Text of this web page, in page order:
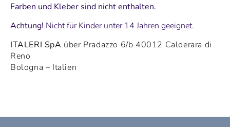
Farben und Kleber sind nicht enthalten.
Achtung! Nicht für Kinder unter 14 Jahren geeignet.
ITALERI SpA über Pradazzo 6/b 40012 Calderara di
Reno
Bologna – Italien